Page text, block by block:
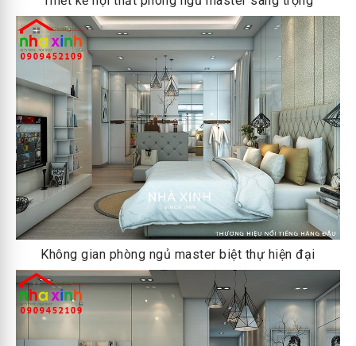
Không gian phòng ngủ master biệt thự hiện đại